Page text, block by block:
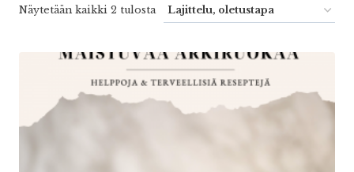
Näytetään kaikki 2 tulosta